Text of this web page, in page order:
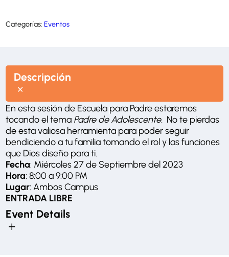
P
a
c
a
n
t
i
d
a
d
Categorías: Eventos
Descripción
En esta sesión de Escuela para Padre estaremos
tocando el tema Padre de Adolescente. No te pierdas
de esta valiosa herramienta para poder seguir
bendiciendo a tu familia tomando el rol y las funciones
que Dios diseño para ti.
Fecha: Miércoles 27 de Septiembre del 2023
Hora: 8:00 a 9:00 PM
Lugar: Ambos Campus
ENTRADA LIBRE
Event Details